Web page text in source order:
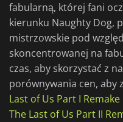
fabularną, której fani
kierunku Naughty Dog,
mistrzowskie pod
skoncentrowanej na
czas, aby skorzystać z
porównywania cen, aby
Last of Us Part I Remake
The Last of Us Part II